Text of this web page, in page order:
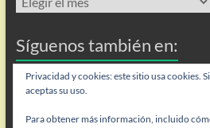
Síguenos también en:
Flip
Privacidad y cookies: este sitio usa cookies.
aceptas su uso.
Para obtener más información, incluido